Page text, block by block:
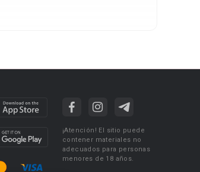
¡Atención! El sitio puede
contener materiales no
adecuados para personas
menores de 18 años.